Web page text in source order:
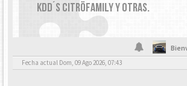
KDD´S CITRÖFAMILY Y OTRAS.
Fecha actual Dom, 09 Ago 2026, 07:43